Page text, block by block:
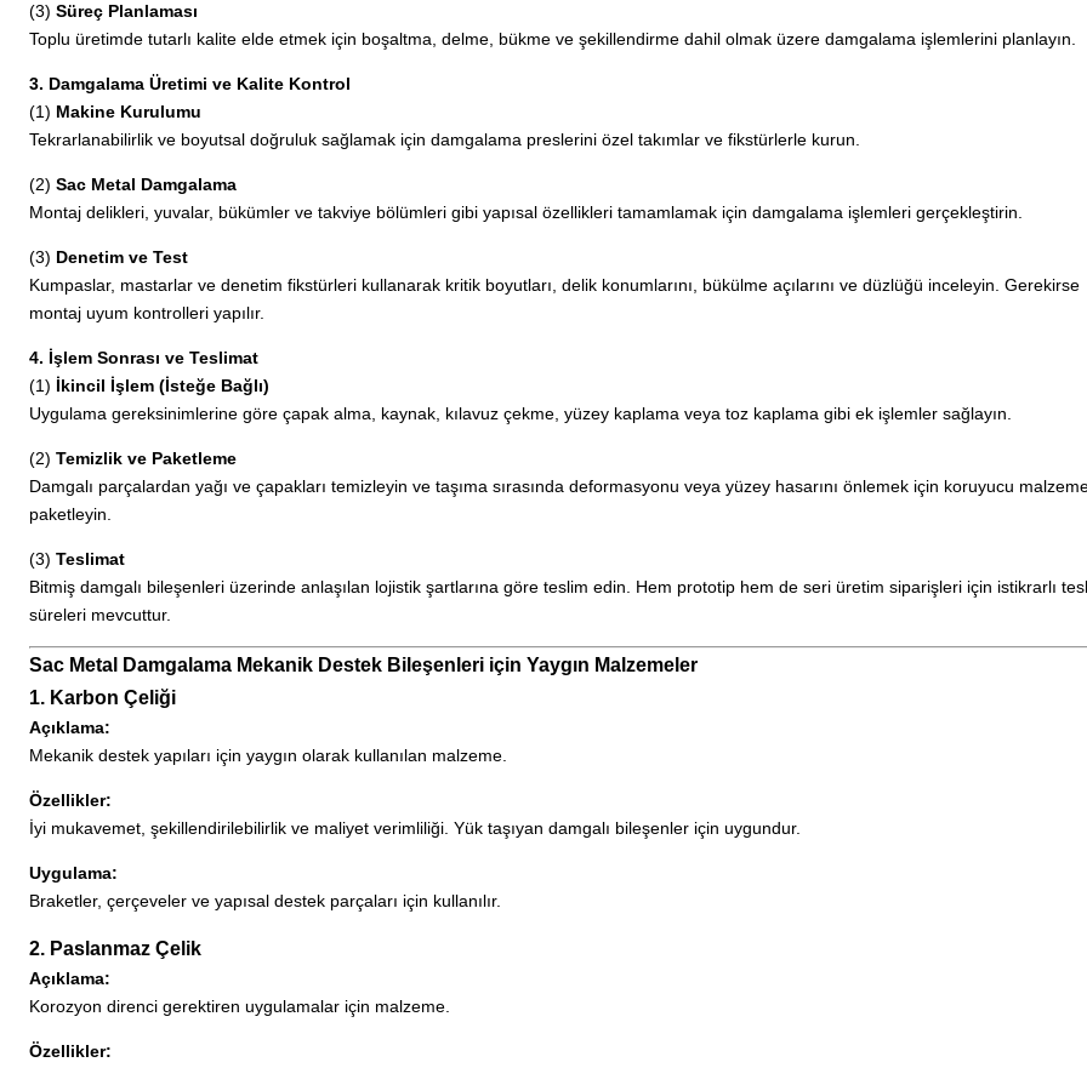
(3) Süreç Planlaması
Toplu üretimde tutarlı kalite elde etmek için boşaltma, delme, bükme ve şekillendirme dahil olmak üzere damgalama işlemlerini planlayın.
3. Damgalama Üretimi ve Kalite Kontrol
(1) Makine Kurulumu
Tekrarlanabilirlik ve boyutsal doğruluk sağlamak için damgalama preslerini özel takımlar ve fikstürlerle kurun.
(2) Sac Metal Damgalama
Montaj delikleri, yuvalar, bükümler ve takviye bölümleri gibi yapısal özellikleri tamamlamak için damgalama işlemleri gerçekleştirin.
(3) Denetim ve Test
Kumpaslar, mastarlar ve denetim fikstürleri kullanarak kritik boyutları, delik konumlarını, bükülme açılarını ve düzlüğü inceleyin. Gerekirse
montaj uyum kontrolleri yapılır.
4. İşlem Sonrası ve Teslimat
(1) İkincil İşlem (İsteğe Bağlı)
Uygulama gereksinimlerine göre çapak alma, kaynak, kılavuz çekme, yüzey kaplama veya toz kaplama gibi ek işlemler sağlayın.
(2) Temizlik ve Paketleme
Damgalı parçalardan yağı ve çapakları temizleyin ve taşıma sırasında deformasyonu veya yüzey hasarını önlemek için koruyucu
paketleyin.
(3) Teslimat
Bitmiş damgalı bileşenleri üzerinde anlaşılan lojistik şartlarına göre teslim edin. Hem prototip hem de seri üretim siparişleri için istikrarlı
süreleri mevcuttur.
Sac Metal Damgalama Mekanik Destek Bileşenleri için Yaygın Malzemeler
1. Karbon Çeliği
Açıklama:
Mekanik destek yapıları için yaygın olarak kullanılan malzeme.
Özellikler:
İyi mukavemet, şekillendirilebilirlik ve maliyet verimliliği. Yük taşıyan damgalı bileşenler için uygundur.
Uygulama:
Braketler, çerçeveler ve yapısal destek parçaları için kullanılır.
2. Paslanmaz Çelik
Açıklama:
Korozyon direnci gerektiren uygulamalar için malzeme.
Özellikler: